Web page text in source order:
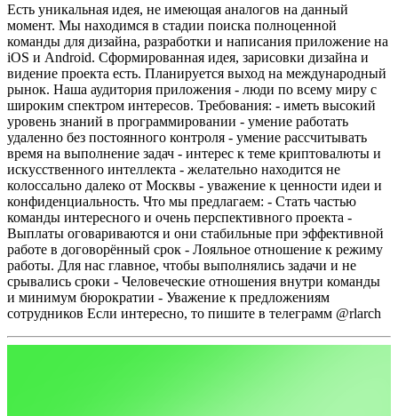
Есть уникальная идея, не имеющая аналогов на данный
момент. Мы находимся в стадии поиска полноценной
команды для дизайна, разработки и написания приложение на
iOS и Android. Сформированная идея, зарисовки дизайна и
видение проекта есть. Планируется выход на международный
рынок. Наша аудитория приложения - люди по всему миру с
широким спектром интересов. Требования: - иметь высокий
уровень знаний в программировании - умение работать
удаленно без постоянного контроля - умение рассчитывать
время на выполнение задач - интерес к теме криптовалюты и
искусственного интеллекта - желательно находится не
колоссально далеко от Москвы - уважение к ценности идеи и
конфиденциальность. Что мы предлагаем: - Стать частью
команды интересного и очень перспективного проекта -
Выплаты оговариваются и они стабильные при эффективной
работе в договорённый срок - Лояльное отношение к режиму
работы. Для нас главное, чтобы выполнялись задачи и не
срывались сроки - Человеческие отношения внутри команды
и минимум бюрократии - Уважение к предложениям
сотрудников Если интересно, то пишите в телеграмм @rlarch